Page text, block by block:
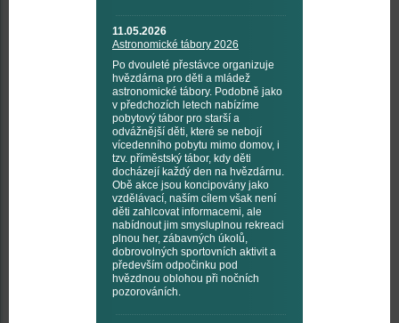
11.05.2026
Astronomické tábory 2026
Po dvouleté přestávce organizuje
hvězdárna pro děti a mládež
astronomické tábory. Podobně jako
v předchozích letech nabízíme
pobytový tábor pro starší a
odvážnější děti, které se nebojí
vícedenního pobytu mimo domov, i
tzv. příměstský tábor, kdy děti
docházejí každý den na hvězdárnu.
Obě akce jsou koncipovány jako
vzdělávací, naším cílem však není
děti zahlcovat informacemi, ale
nabídnout jim smysluplnou rekreaci
plnou her, zábavných úkolů,
dobrovolných sportovních aktivit a
především odpočinku pod
hvězdnou oblohou při nočních
pozorováních.